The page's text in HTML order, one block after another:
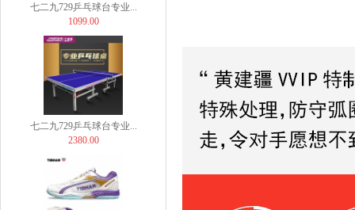
七二九729乒乓球台专业...
1099.00
七二九729乒乓球台专业...
2380.00